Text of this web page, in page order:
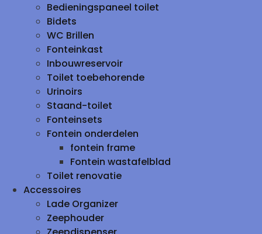
Bedieningspaneel toilet
Bidets
WC Brillen
Fonteinkast
Inbouwreservoir
Toilet toebehorende
Urinoirs
Staand-toilet
Fonteinsets
Fontein onderdelen
fontein frame
Fontein wastafelblad
Toilet renovatie
Accessoires
Lade Organizer
Zeephouder